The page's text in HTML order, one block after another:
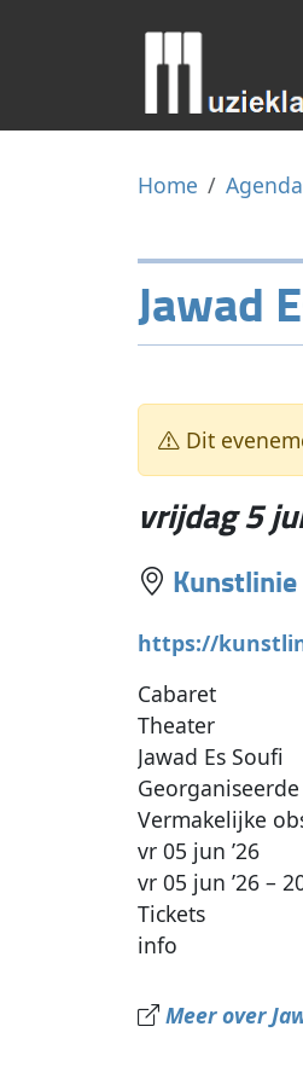
Home Agenda
Jawad
Dit
vrijdag 5
Kunstlinie
https://
Cabaret
Theater
Jawad Es Soufi
Vermakelijke
vr 05 jun ’26
vr 05 jun ’26 –
Tickets
info
Meer over